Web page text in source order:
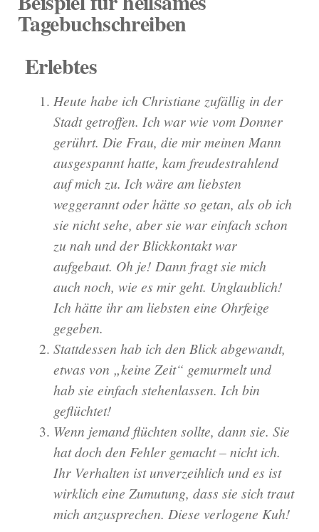
Tagebuchschreiben
Erlebtes
Heute habe ich Christiane zufällig in der
Stadt getroffen. Ich war wie vom Donner
gerührt. Die Frau, die mir meinen Mann
ausgespannt hatte, kam freudestrahlend
auf mich zu. Ich wäre am liebsten
weggerannt oder hätte so getan, als ob ich
sie nicht sehe, aber sie war einfach schon
zu nah und der Blickkontakt war
aufgebaut. Oh je! Dann fragt sie mich
auch noch, wie es mir geht. Unglaublich!
Ich hätte ihr am liebsten eine Ohrfeige
gegeben.
Stattdessen hab ich den Blick abgewandt,
etwas von „keine Zeit“ gemurmelt und
hab sie einfach stehenlassen. Ich bin
geflüchtet!
Wenn jemand flüchten sollte, dann sie. Sie
hat doch den Fehler gemacht – nicht ich.
Ihr Verhalten ist unverzeihlich und es ist
wirklich eine Zumutung, dass sie sich traut
mich anzusprechen. Diese verlogene Kuh!